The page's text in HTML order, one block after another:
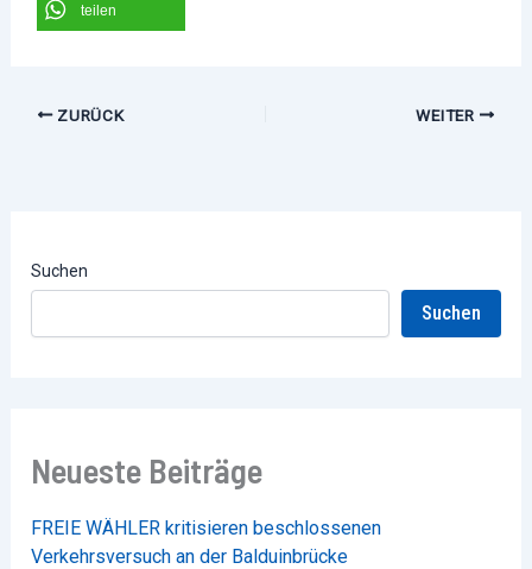
teilen
ZURÜCK WEITER
Suchen
Suchen
Neueste Beiträge
FREIE WÄHLER kritisieren beschlossenen
Verkehrsversuch an der Balduinbrücke